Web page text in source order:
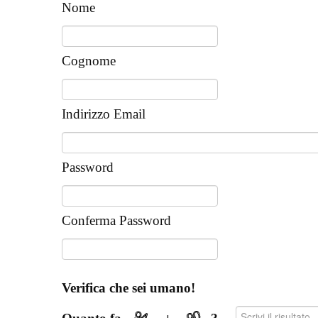
Nome
Cognome
Indirizzo Email
Password
Conferma Password
Verifica che sei umano!